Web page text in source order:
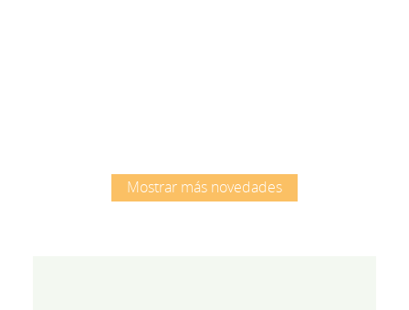
Mostrar más novedades